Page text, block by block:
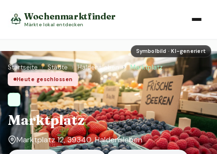
Wochenmarktfinder
Märkte lokal entdecken
Symbolbild · KI-generiert
Startseite › Städte › Haldensleben › Marktplatz
Heute geschlossen
Marktplatz
Marktplatz 12, 39340, Haldensleben